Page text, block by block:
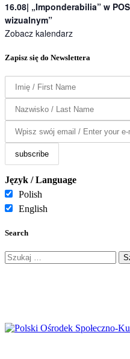
16.08| „Imponderabilia” w
wizualnym”
Zobacz kalendarz
Zapisz się do Newslettera
Język / Language
Polish
English
Search
Szukaj: